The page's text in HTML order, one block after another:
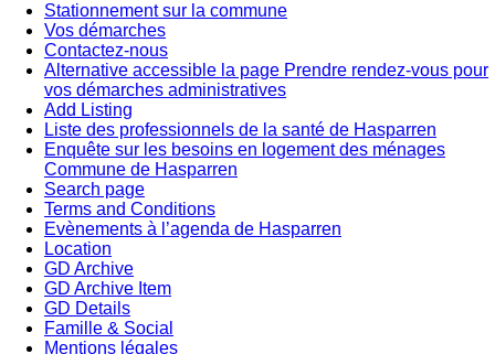
Stationnement sur la commune
Vos démarches
Contactez-nous
Alternative accessible la page Prendre rendez-vous pour
vos démarches administratives
Add Listing
Liste des professionnels de la santé de Hasparren
Enquête sur les besoins en logement des ménages
Commune de Hasparren
Search page
Terms and Conditions
Evènements à l’agenda de Hasparren
Location
GD Archive
GD Archive Item
GD Details
Famille & Social
Mentions légales